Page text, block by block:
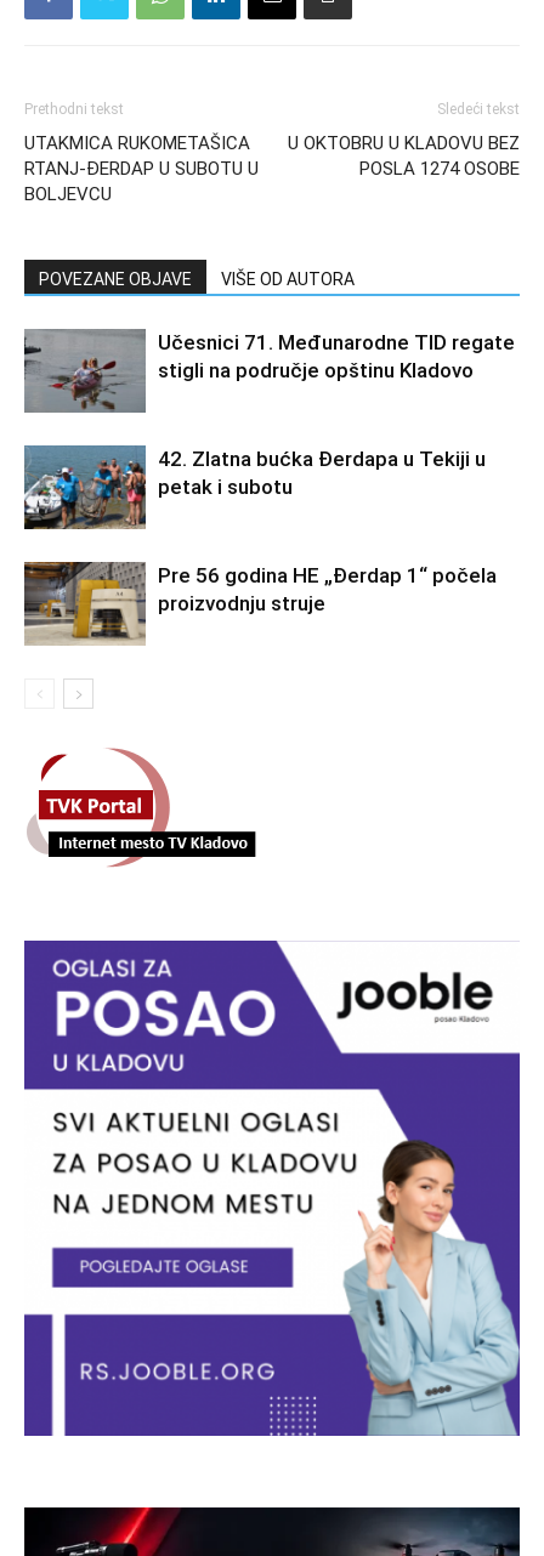
Prethodni tekst
UTAKMICA RUKOMETAŠICA
RTANJ-ĐERDAP U SUBOTU U
BOLJEVCU
Sledeći tekst
U OKTOBRU U KLADOVU BEZ
POSLA 1274 OSOBE
POVEZANE OBJAVE VIŠE OD AUTORA
Učesnici 71. Međunarodne TID regate
stigli na područje opštinu Kladovo
42. Zlatna bućka Đerdapa u Tekiji u
petak i subotu
Pre 56 godina HE „Đerdap 1“ počela
proizvodnju struje